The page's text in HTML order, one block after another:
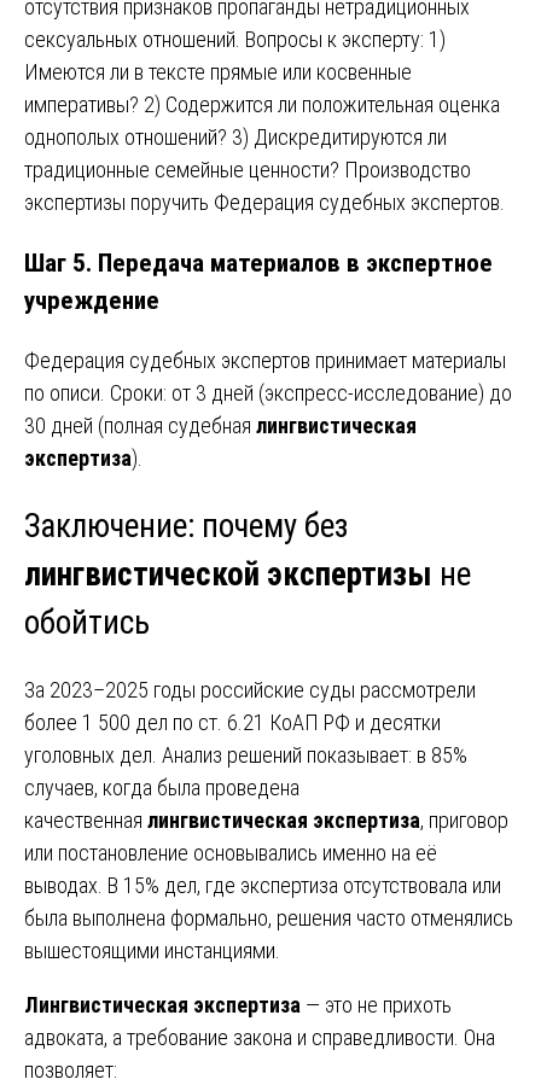
отсутствия признаков пропаганды нетрадиционных
сексуальных отношений. Вопросы к эксперту: 1)
Имеются ли в тексте прямые или косвенные
императивы? 2) Содержится ли положительная оценка
однополых отношений? 3) Дискредитируются ли
традиционные семейные ценности? Производство
экспертизы поручить Федерация судебных экспертов.
Шаг 5. Передача материалов в экспертное
учреждение
Федерация судебных экспертов принимает материалы
по описи. Сроки: от 3 дней (экспресс-исследование) до
30 дней (полная судебная лингвистическая
экспертиза).
Заключение: почему без
лингвистической экспертизы не
обойтись
За 2023–2025 годы российские суды рассмотрели
более 1 500 дел по ст. 6.21 КоАП РФ и десятки
уголовных дел. Анализ решений показывает: в 85%
случаев, когда была проведена
качественная лингвистическая экспертиза, приговор
или постановление основывались именно на её
выводах. В 15% дел, где экспертиза отсутствовала или
была выполнена формально, решения часто отменялись
вышестоящими инстанциями.
Лингвистическая экспертиза — это не прихоть
адвоката, а требование закона и справедливости. Она
позволяет: